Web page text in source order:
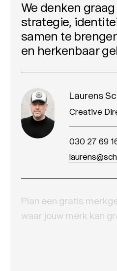
We denken
strategie,
samen te
en herkenbaar
Laurens
Creative
030 27 69
Plan een gratis
waar jouw merk kan